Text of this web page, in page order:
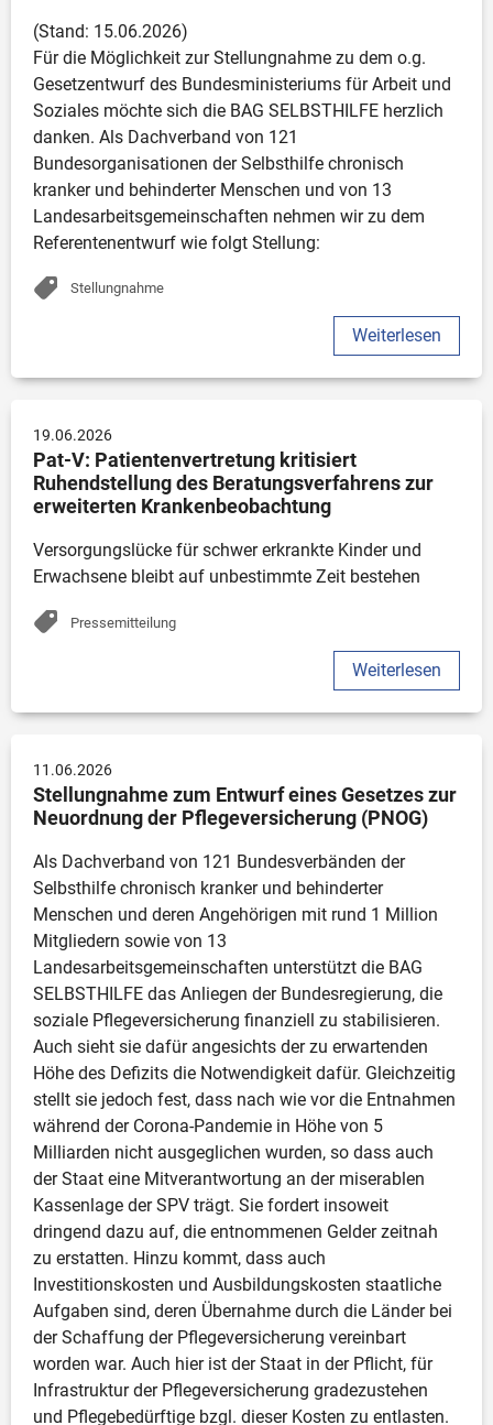
(Stand: 15.06.2026)
Für die Möglichkeit zur Stellungnahme zu dem o.g.
Gesetzentwurf des Bundesministeriums für Arbeit und
Soziales möchte sich die BAG SELBSTHILFE herzlich
danken. Als Dachverband von 121
Bundesorganisationen der Selbsthilfe chronisch
kranker und behinderter Menschen und von 13
Landesarbeitsgemeinschaften nehmen wir zu dem
Referentenentwurf wie folgt Stellung:
Stellungnahme
Weiterlesen
19.06.2026
Pat-V: Patientenvertretung kritisiert
Ruhendstellung des Beratungsverfahrens zur
erweiterten Krankenbeobachtung
Versorgungslücke für schwer erkrankte Kinder und
Erwachsene bleibt auf unbestimmte Zeit bestehen
Pressemitteilung
Weiterlesen
11.06.2026
Stellungnahme zum Entwurf eines Gesetzes zur
Neuordnung der Pflegeversicherung (PNOG)
Als Dachverband von 121 Bundesverbänden der
Selbsthilfe chronisch kranker und behinderter
Menschen und deren Angehörigen mit rund 1 Million
Mitgliedern sowie von 13
Landesarbeitsgemeinschaften unterstützt die BAG
SELBSTHILFE das Anliegen der Bundesregierung, die
soziale Pflegeversicherung finanziell zu stabilisieren.
Auch sieht sie dafür angesichts der zu erwartenden
Höhe des Defizits die Notwendigkeit dafür. Gleichzeitig
stellt sie jedoch fest, dass nach wie vor die Entnahmen
während der Corona-Pandemie in Höhe von 5
Milliarden nicht ausgeglichen wurden, so dass auch
der Staat eine Mitverantwortung an der miserablen
Kassenlage der SPV trägt. Sie fordert insoweit
dringend dazu auf, die entnommenen Gelder zeitnah
zu erstatten. Hinzu kommt, dass auch
Investitionskosten und Ausbildungskosten staatliche
Aufgaben sind, deren Übernahme durch die Länder bei
der Schaffung der Pflegeversicherung vereinbart
worden war. Auch hier ist der Staat in der Pflicht, für
Infrastruktur der Pflegeversicherung gradezustehen
und Pflegebedürftige bzgl. dieser Kosten zu entlasten.